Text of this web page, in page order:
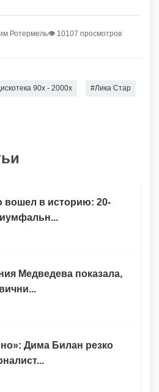
Ротермель👁 10107 просмотров
90х - 2000х #Лика Стар
вошел в историю: 20-
Медведева показала,
Дима Билан резко